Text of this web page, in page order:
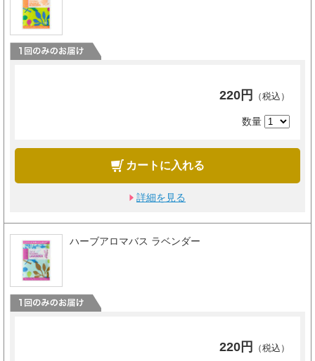
220円 （税込）
数量
カートに入れる
詳細を見る
ハーブアロマバス ラベンダー
220円 （税込）